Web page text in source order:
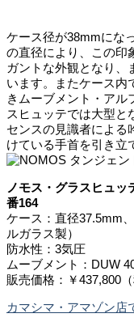
ケース径が38mmにな
の直径により、この印
ガントな外観となり、
います。またケース内
きムーブメント・アル
スヒュッテでは大型と
センスの見識者による
けている手首を引き立
ノモス・グラスヒュ
番164
ケース：直径37.5mm
ルガラス製）
防水性：3気圧
ムーブメント：DUW
販売価格：￥437,800（
カマシマ・アマゾン店